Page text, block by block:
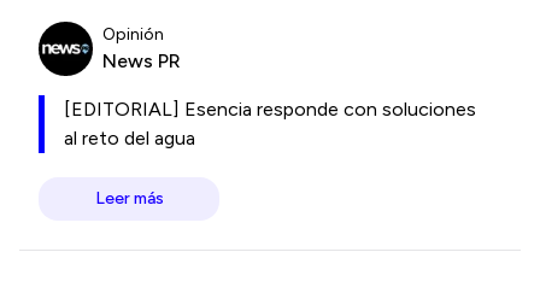
Opinión
News PR
[EDITORIAL] Esencia responde con soluciones
al reto del agua
Leer más